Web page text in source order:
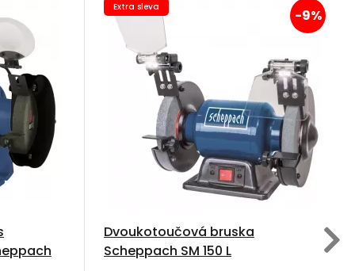
-9%
Extra sleva
Dvoukotoučová bruska
Scheppach SM 150 L